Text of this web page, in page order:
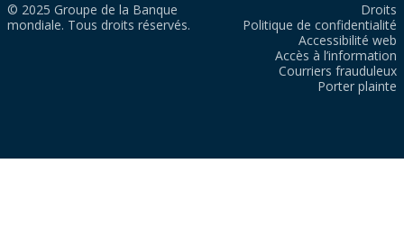
© 2025 Groupe de la Banque
mondiale. Tous droits réservés.
Droits
Politique de confidentialité
Accessibilité web
Accès à l’information
Courriers frauduleux
Porter plainte